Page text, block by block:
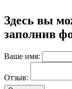
Здесь вы
заполнив
Ваше имя:
Отзыв: